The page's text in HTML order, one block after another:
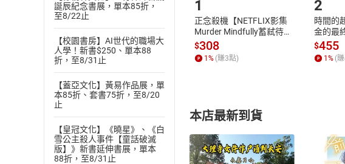
誕辰紀念書展，單本85折，
至8/22止
【校園書房】AI世代的職場大
人學！新書$250、單本88
折，至8/31止
【蓋亞文化】黃易作品展，單
本85折、套書75折，至8/20
止
【皇冠文化】《曉星》、《白
雪公主殺人事件【童話破滅
版】》新書延伸書展，單本
88折，至8/31止
1
正念殺機【NETFLIX影集
Murder Mindfully蓄弒待
發】【電子書】
$308
1 % (賺3點)
2
時間的
金的最
$455
1 % (賺
本店最新到貨